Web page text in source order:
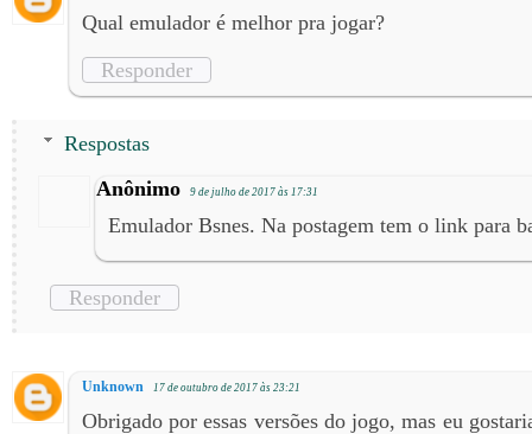
Qual emulador é melhor pra jogar?
Responder
Respostas
Anônimo
9 de julho de 2017 às 17:31
Emulador Bsnes. Na postagem tem o link para
Responder
Unknown 17 de outubro de 2017 às 23:21
Obrigado por essas versões do jogo, mas eu